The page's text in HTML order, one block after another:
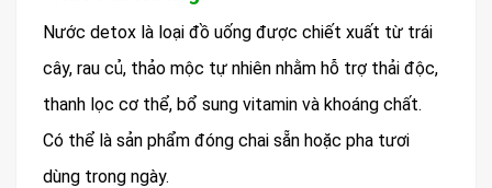
Nước detox là loại đồ uống được chiết xuất từ trái
cây, rau củ, thảo mộc tự nhiên nhằm hỗ trợ thải độc,
thanh lọc cơ thể, bổ sung vitamin và khoáng chất.
Có thể là sản phẩm đóng chai sẵn hoặc pha tươi
dùng trong ngày.